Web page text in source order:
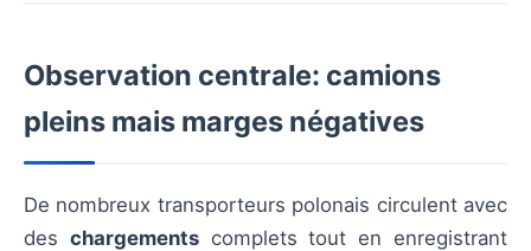
Observation centrale: camions
pleins mais marges négatives
De nombreux transporteurs polonais circulent avec
des chargementscomplets tout en enregistrant